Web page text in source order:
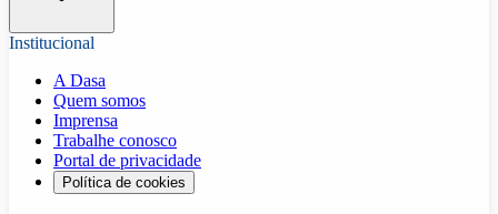
Institucional
A Dasa
Quem somos
Imprensa
Trabalhe conosco
Portal de privacidade
Política de cookies